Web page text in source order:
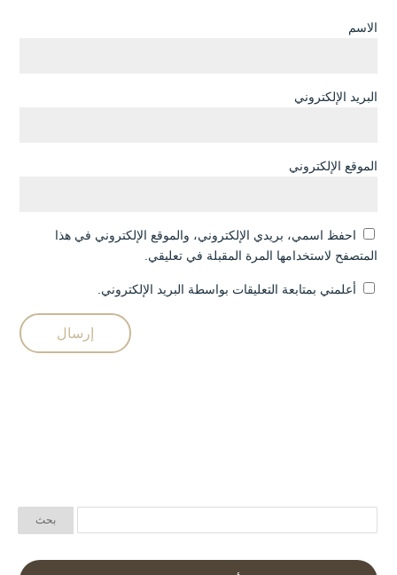
الاسم
البريد الإلكتروني
الموقع الإلكتروني
احفظ اسمي، بريدي الإلكتروني، والموقع الإلكتروني في هذا
المتصفح لاستخدامها المرة المقبلة في تعليقي.
أعلمني بمتابعة التعليقات بواسطة البريد الإلكتروني.